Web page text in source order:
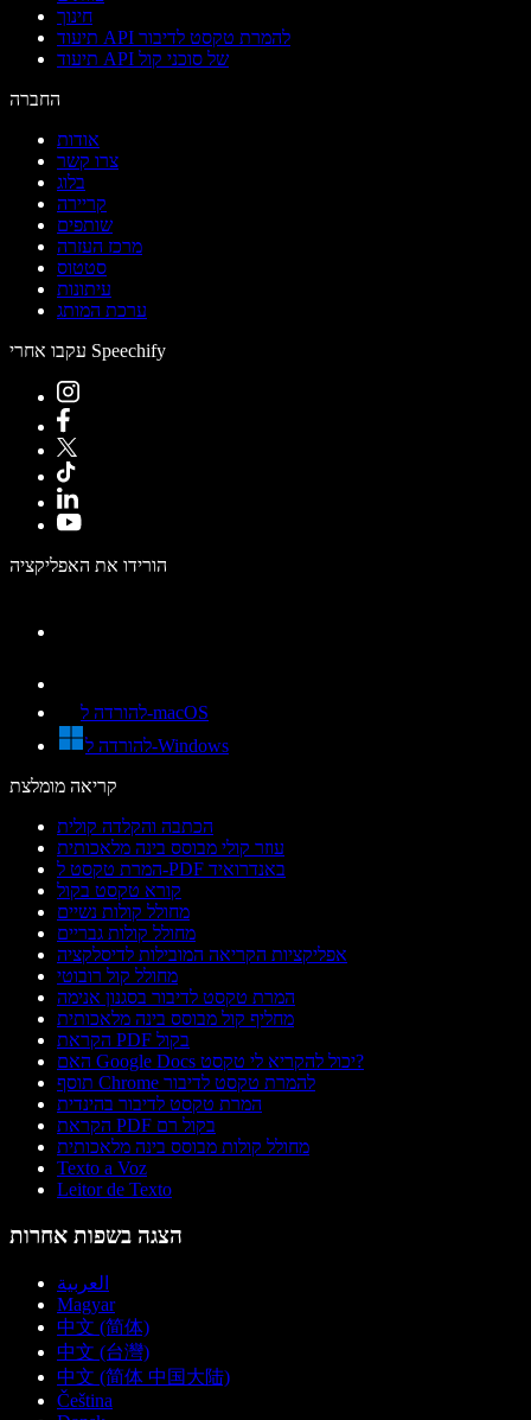
חינוך
תיעוד API להמרת טקסט לדיבור
תיעוד API של סוכני קול
החברה
אודות
צרו קשר
בלוג
קריירה
שותפים
מרכז העזרה
סטטוס
עיתונות
ערכת המותג
עקבו אחרי Speechify
הורידו את האפליקציה
להורדה ל-macOS
להורדה ל-Windows
קריאה מומלצת
הכתבה והקלדה קולית
עוזר קולי מבוסס בינה מלאכותית
המרת טקסט ל-PDF באנדרואיד
קורא טקסט בקול
מחולל קולות נשיים
מחולל קולות גבריים
אפליקציות הקריאה המובילות לדיסלקציה
מחולל קול רובוטי
המרת טקסט לדיבור בסגנון אנימה
מחליף קול מבוסס בינה מלאכותית
הקראת PDF בקול
האם Google Docs יכול להקריא לי טקסט?
תוסף Chrome להמרת טקסט לדיבור
המרת טקסט לדיבור בהינדית
הקראת PDF בקול רם
מחולל קולות מבוסס בינה מלאכותית
Texto a Voz
Leitor de Texto
הצגה בשפות אחרות
العربية
Magyar
中文 (简体)
中文 (台灣)
中文 (简体 中国大陆)
Čeština